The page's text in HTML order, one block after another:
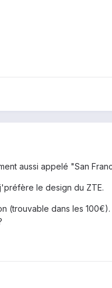
aussi appelé "San
le design du ZTE.
(trouvable dans les